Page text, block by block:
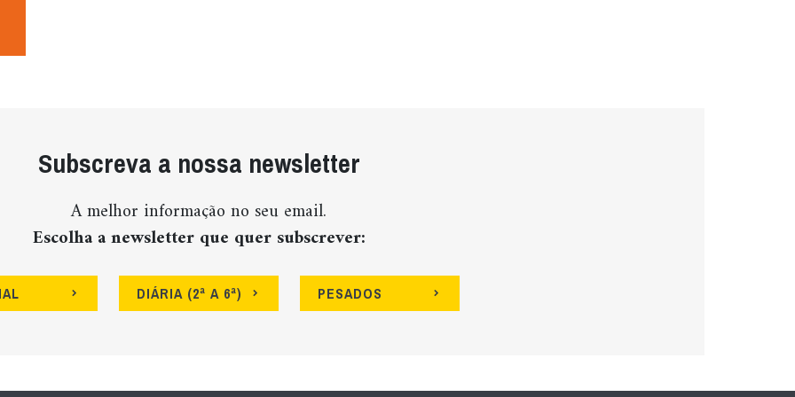
Subscreva a nossa newsletter
A melhor informação no seu email.
Escolha a newsletter que quer subscrever:
DIÁRIA (2ª A 6ª) PESADOS